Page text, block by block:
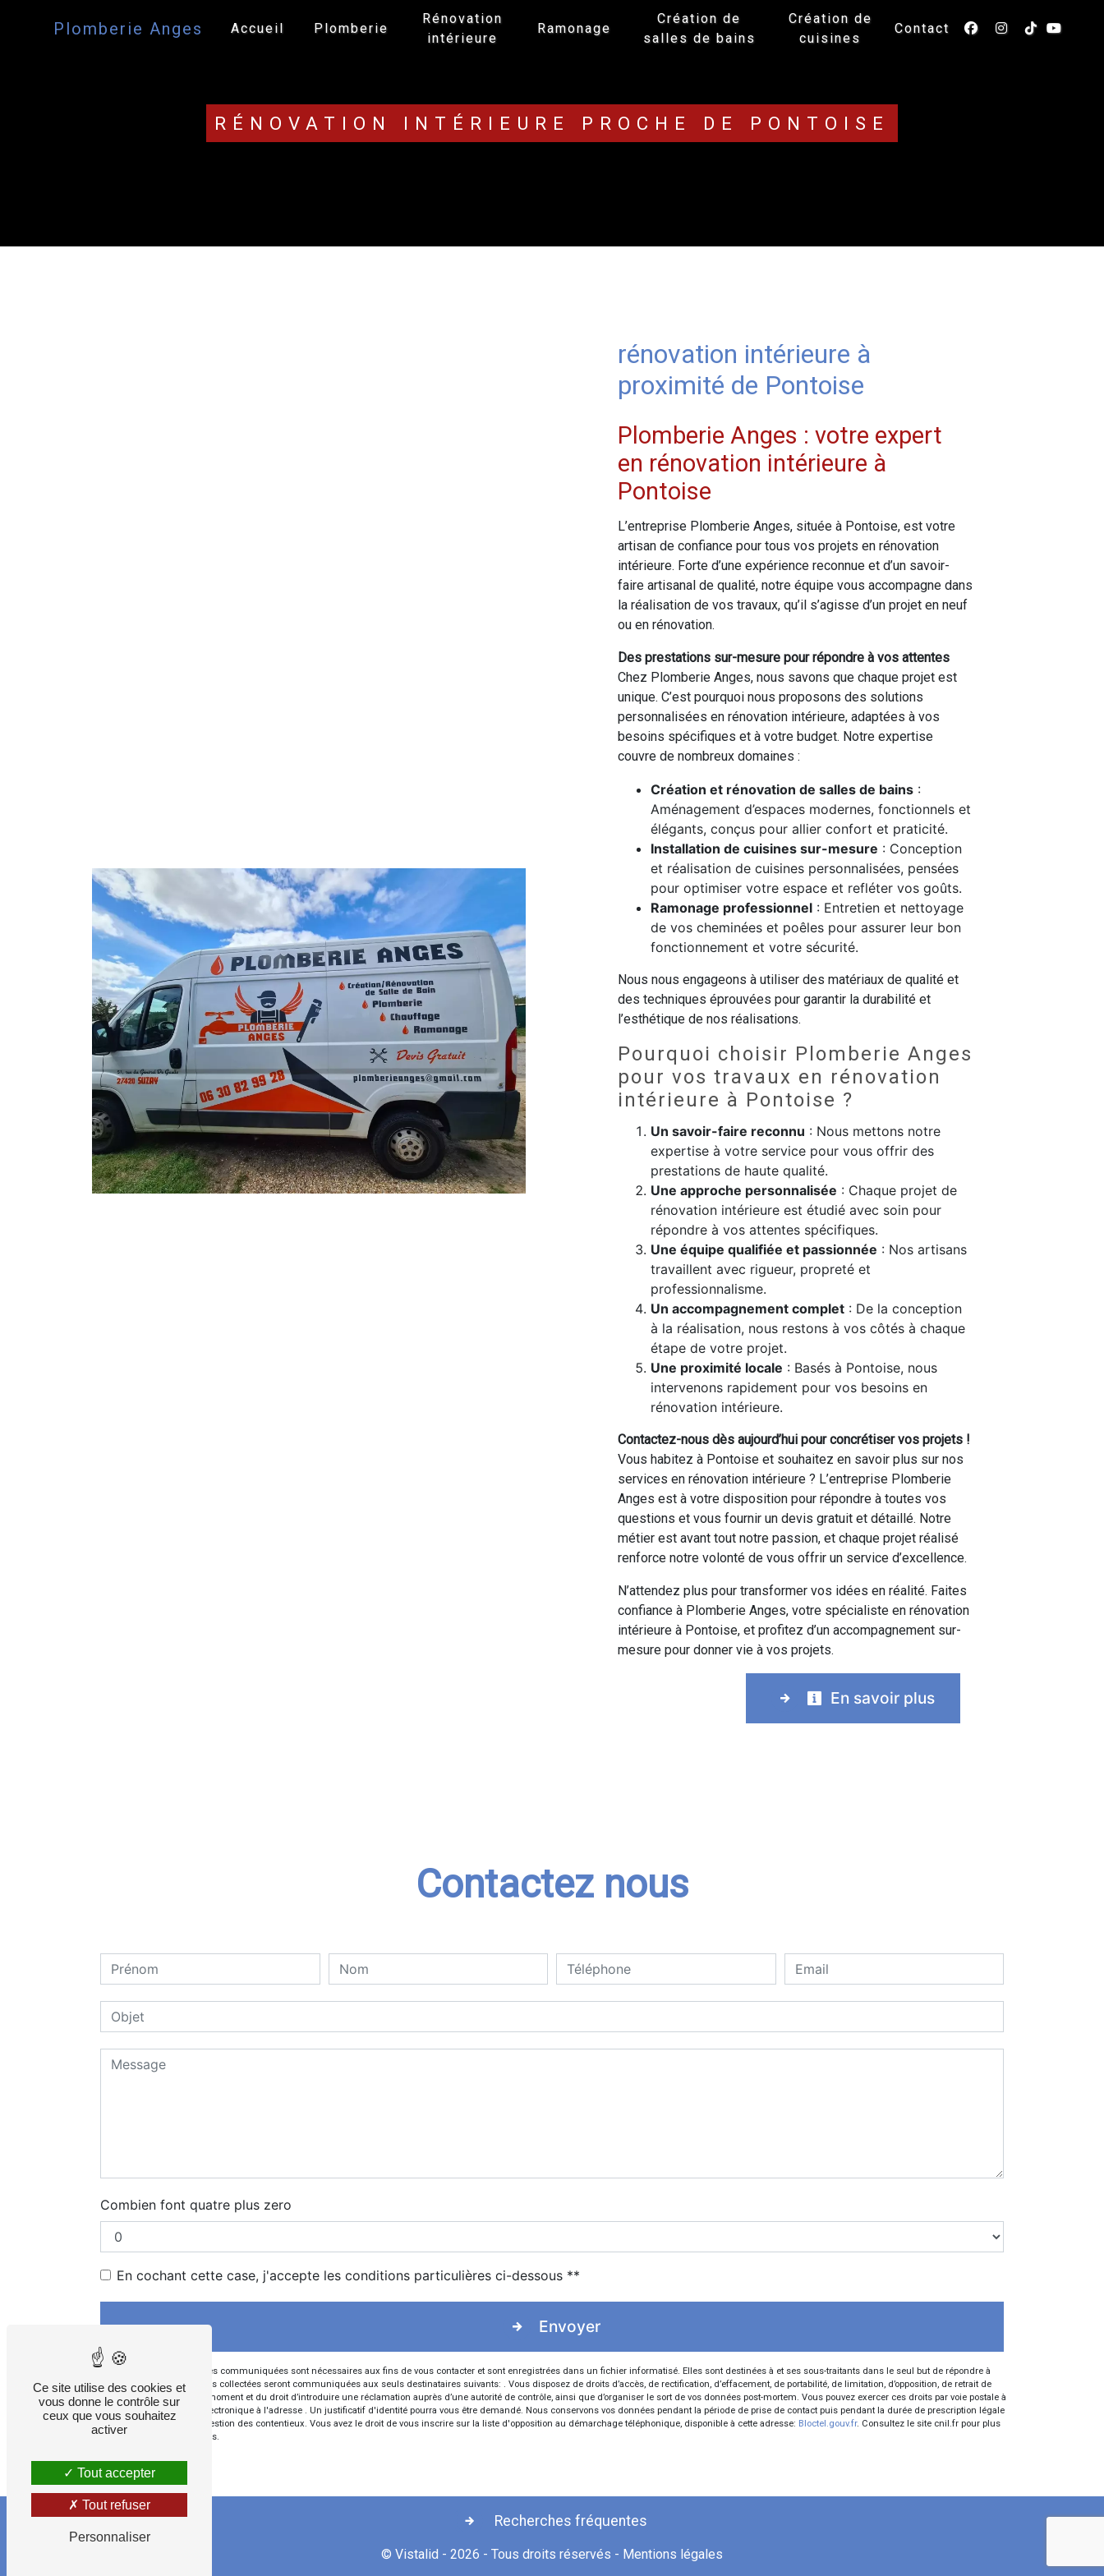
Plomberie Anges Accueil Plomberie
Rénovation
intérieure
Ramonage
Création de
salles de bains
Création de
cuisines
Contact
RÉNOVATION INTÉRIEURE PROCHE DE PONTOISE
rénovation intérieure à
proximité de Pontoise
Plomberie Anges : votre expert
en rénovation intérieure à
Pontoise
L’entreprise Plomberie Anges, située à Pontoise, est votre
artisan de confiance pour tous vos projets en rénovation
intérieure. Forte d’une expérience reconnue et d’un savoir-
faire artisanal de qualité, notre équipe vous accompagne dans
la réalisation de vos travaux, qu’il s’agisse d’un projet en neuf
ou en rénovation.
Des prestations sur-mesure pour répondre à vos attentes
Chez Plomberie Anges, nous savons que chaque projet est
unique. C’est pourquoi nous proposons des solutions
personnalisées en rénovation intérieure, adaptées à vos
besoins spécifiques et à votre budget. Notre expertise
couvre de nombreux domaines :
Création et rénovation de salles de bains :
Aménagement d’espaces modernes, fonctionnels et
élégants, conçus pour allier confort et praticité.
Installation de cuisines sur-mesure : Conception
et réalisation de cuisines personnalisées, pensées
pour optimiser votre espace et refléter vos goûts.
Ramonage professionnel : Entretien et nettoyage
de vos cheminées et poêles pour assurer leur bon
fonctionnement et votre sécurité.
Nous nous engageons à utiliser des matériaux de qualité et
des techniques éprouvées pour garantir la durabilité et
l’esthétique de nos réalisations.
Pourquoi choisir Plomberie Anges
pour vos travaux en rénovation
intérieure à Pontoise ?
Un savoir-faire reconnu : Nous mettons notre
expertise à votre service pour vous offrir des
prestations de haute qualité.
Une approche personnalisée : Chaque projet de
rénovation intérieure est étudié avec soin pour
répondre à vos attentes spécifiques.
Une équipe qualifiée et passionnée : Nos artisans
travaillent avec rigueur, propreté et
professionnalisme.
Un accompagnement complet : De la conception
à la réalisation, nous restons à vos côtés à chaque
étape de votre projet.
Une proximité locale : Basés à Pontoise, nous
intervenons rapidement pour vos besoins en
rénovation intérieure.
Contactez-nous dès aujourd’hui pour concrétiser vos projets !
Vous habitez à Pontoise et souhaitez en savoir plus sur nos
services en rénovation intérieure ? L’entreprise Plomberie
Anges est à votre disposition pour répondre à toutes vos
questions et vous fournir un devis gratuit et détaillé. Notre
métier est avant tout notre passion, et chaque projet réalisé
renforce notre volonté de vous offrir un service d’excellence.
N’attendez plus pour transformer vos idées en réalité. Faites
confiance à Plomberie Anges, votre spécialiste en rénovation
intérieure à Pontoise, et profitez d’un accompagnement sur-
mesure pour donner vie à vos projets.
En savoir plus
Contactez nous
Combien font quatre plus zero
En cochant cette case, j'accepte les conditions particulières ci-dessous **
Envoyer
** Les données personnelles communiquées sont nécessaires aux fins de vous contacter et sont enregistrées dans un fichier informatisé. Elles sont destinées à et ses sous-traitants dans le seul but de répondre à
votre message. Les données collectées seront communiquées aux seuls destinataires suivants: . Vous disposez de droits d’accès, de rectification, d’effacement, de portabilité, de limitation, d’opposition, de retrait de
votre consentement à tout moment et du droit d’introduire une réclamation auprès d’une autorité de contrôle, ainsi que d’organiser le sort de vos données post-mortem. Vous pouvez exercer ces droits par voie postale à
l'adresse ou par courrier électronique à l'adresse . Un justificatif d'identité pourra vous être demandé. Nous conservons vos données pendant la période de prise de contact puis pendant la durée de prescription légale
aux fins probatoires et de gestion des contentieux. Vous avez le droit de vous inscrire sur la liste d'opposition au démarchage téléphonique, disponible à cette adresse: Bloctel.gouv.fr. Consultez le site cnil.fr pour plus
d’informations sur vos droits.
Recherches fréquentes
© Vistalid - 2026 - Tous droits réservés - Mentions légales
Ce site utilise des cookies et
vous donne le contrôle sur
ceux que vous souhaitez
activer
Tout accepter
Tout refuser
Personnaliser